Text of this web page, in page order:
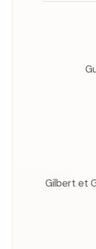
Gilbert et